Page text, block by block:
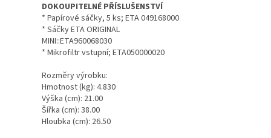
DOKOUPITELNÉ PŘÍSLUŠENSTVÍ
* Papírové sáčky, 5 ks; ETA 049168000
* Sáčky ETA ORIGINAL
MINI::ETA960068030
* Mikrofiltr vstupní; ETA050000020
Rozměry výrobku:
Hmotnost (kg): 4.830
Výška (cm): 21.00
Šířka (cm): 38.00
Hloubka (cm): 26.50